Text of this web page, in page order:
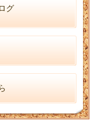
グ